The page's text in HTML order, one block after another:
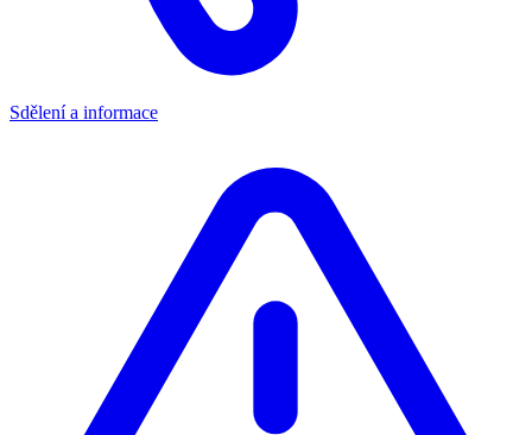
Sdělení a informace